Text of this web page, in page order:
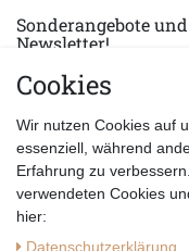
Sonderangebote
Newsletter!
E-MAIL *
Cookies
Wir nutzen Cookies auf
essenziell, während
Erfahrung zu
verwendeten Cookies
hier:
Daten­schutz­erklärung